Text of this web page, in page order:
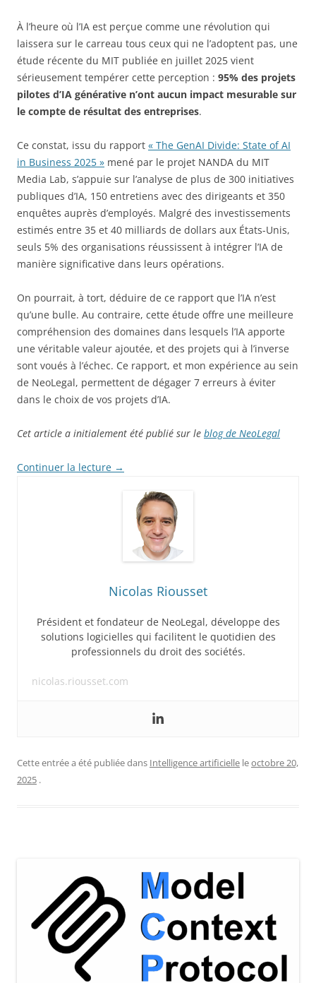
À l’heure où l’IA est perçue comme une révolution qui
laissera sur le carreau tous ceux qui ne l’adoptent pas, une
étude récente du MIT publiée en juillet 2025 vient
sérieusement tempérer cette perception : 95% des projets
pilotes d’IA générative n’ont aucun impact mesurable sur
le compte de résultat des entreprises.
Ce constat, issu du rapport « The GenAI Divide: State of AI
in Business 2025 » mené par le projet NANDA du MIT
Media Lab, s’appuie sur l’analyse de plus de 300 initiatives
publiques d’IA, 150 entretiens avec des dirigeants et 350
enquêtes auprès d’employés. Malgré des investissements
estimés entre 35 et 40 milliards de dollars aux États-Unis,
seuls 5% des organisations réussissent à intégrer l’IA de
manière significative dans leurs opérations.
On pourrait, à tort, déduire de ce rapport que l’IA n’est
qu’une bulle. Au contraire, cette étude offre une meilleure
compréhension des domaines dans lesquels l’IA apporte
une véritable valeur ajoutée, et des projets qui à l’inverse
sont voués à l’échec. Ce rapport, et mon expérience au sein
de NeoLegal, permettent de dégager 7 erreurs à éviter
dans le choix de vos projets d’IA.
Cet article a initialement été publié sur le blog de NeoLegal
Continuer la lecture →
Nicolas Riousset
Président et fondateur de NeoLegal, développe des
solutions logicielles qui facilitent le quotidien des
professionnels du droit des sociétés.
nicolas.riousset.com
Cette entrée a été publiée dans Intelligence artificielle leoctobre 20,
2025 .